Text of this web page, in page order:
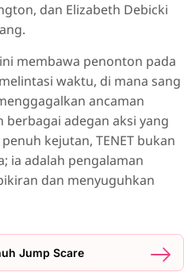
dan Elizabeth Debicki
membawa penonton pada
waktu, di mana sang
ancaman
adegan aksi yang
kejutan, TENET bukan
ia adalah pengalaman
dan menyuguhkan
Jump Scare